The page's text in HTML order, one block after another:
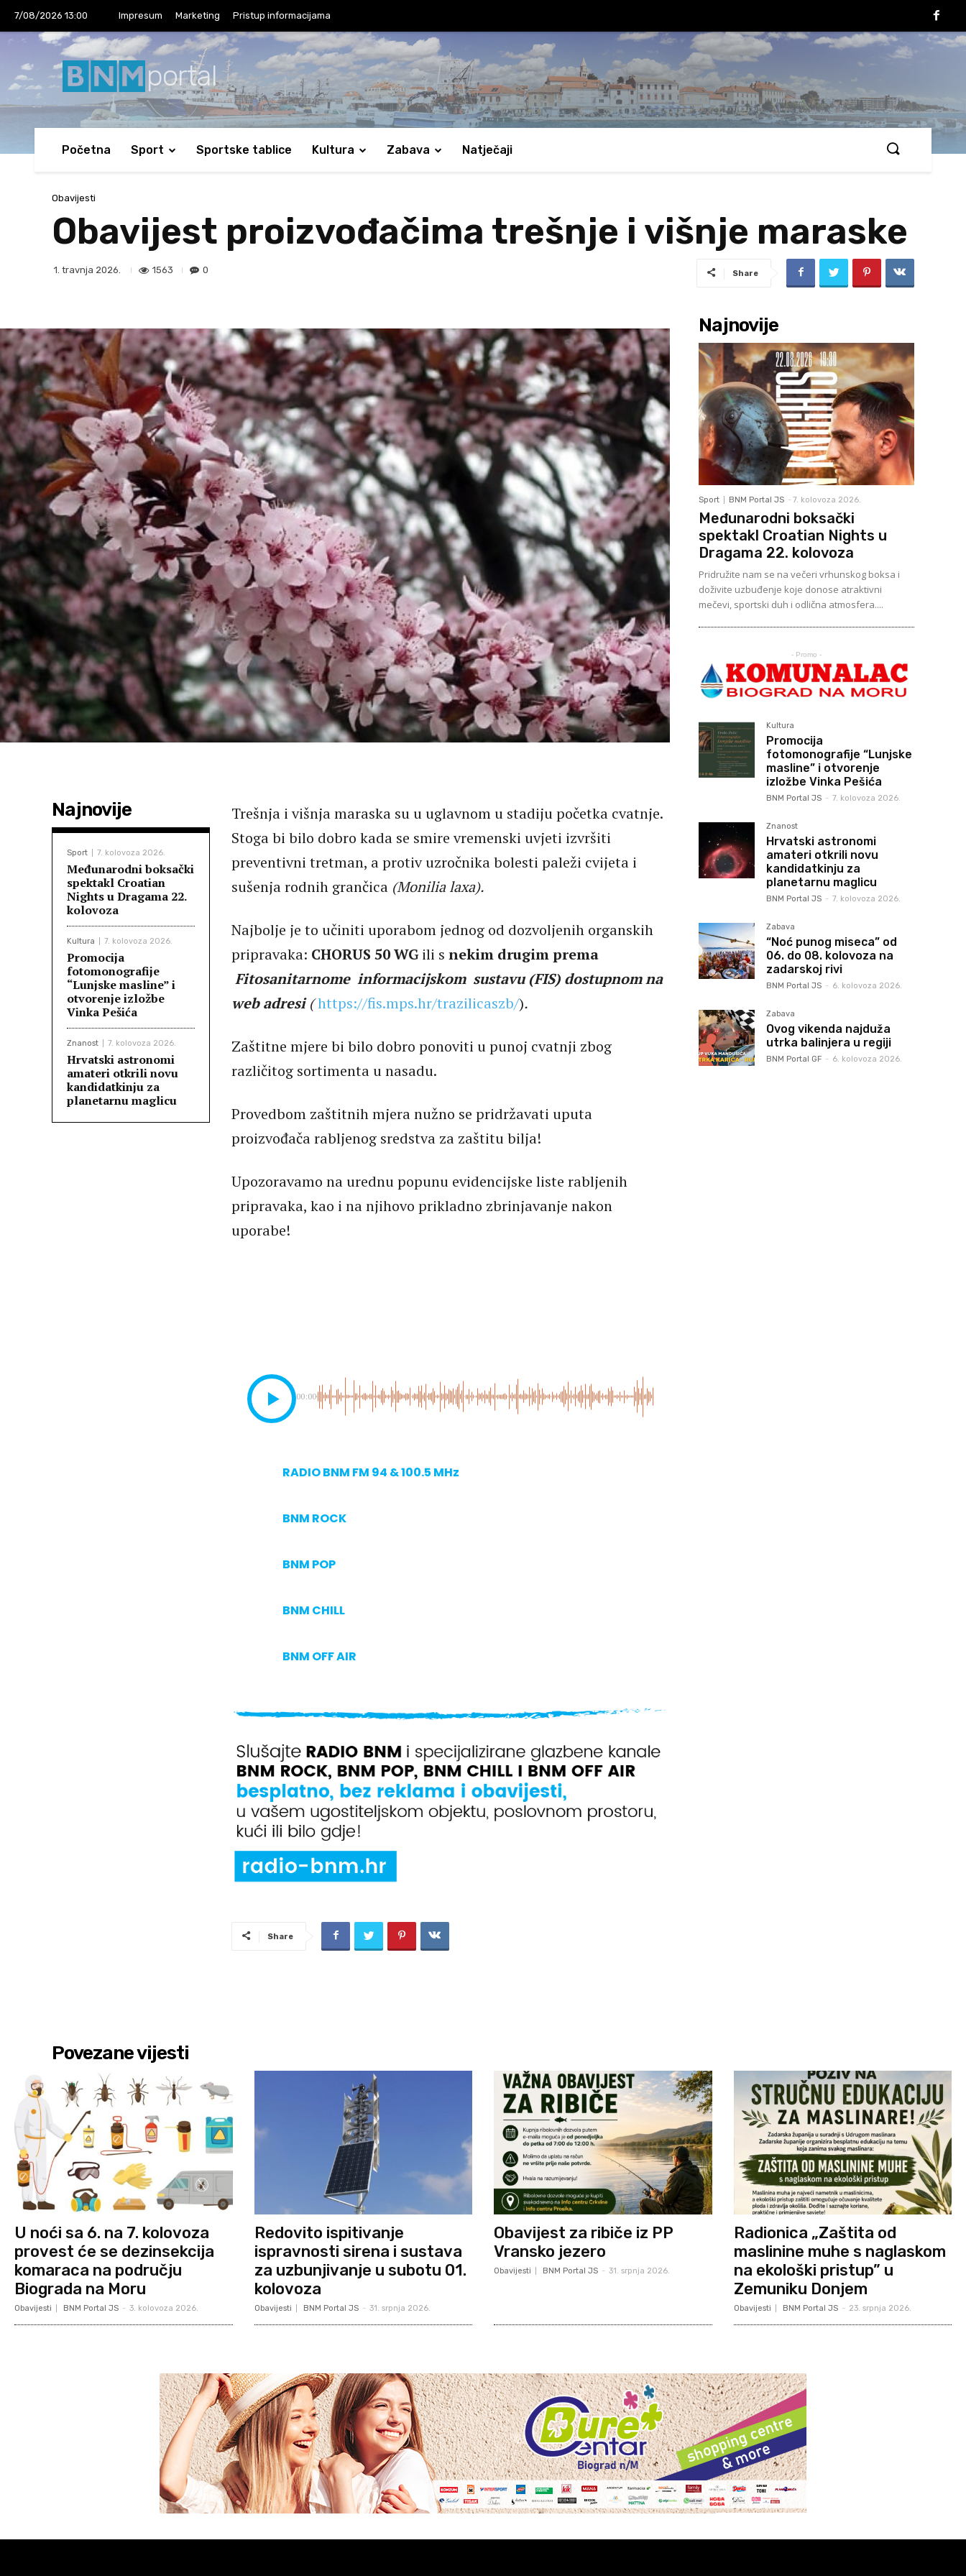
7/08/2026 13:00 Impresum Marketing Pristup informacijama
portal
Početna Sport Sportske tablice Kultura Zabava Natječaji
Obavijesti
Obavijest proizvođačima trešnje i višnje maraske
1. travnja 2026. 1563 0 Share
Najnovije
Sport 7. kolovoza 2026.
Međunarodni boksački
spektakl Croatian
Nights u Dragama 22.
kolovoza
Kultura 7. kolovoza 2026.
Promocija
fotomonografije
“Lunjske masline” i
otvorenje izložbe
Vinka Pešića
Znanost 7. kolovoza 2026.
Hrvatski astronomi
amateri otkrili novu
kandidatkinju za
planetarnu maglicu
Trešnja i višnja maraska su u uglavnom u stadiju početka cvatnje.
Stoga bi bilo dobro kada se smire vremenski uvjeti izvršiti
preventivni tretman, a protiv uzročnika bolesti paleži cvijeta i
sušenja rodnih grančica (Monilia laxa).
Najbolje je to učiniti uporabom jednog od dozvoljenih organskih
pripravaka: CHORUS 50 WGili s nekim drugim prema
Fitosanitarnome informacijskom sustavu (FIS) dostupnom na
web adresi(https://fis.mps.hr/trazilicaszb/).
Zaštitne mjere bi bilo dobro ponoviti u punoj cvatnji zbog
različitog sortimenta u nasadu.
Provedbom zaštitnih mjera nužno se pridržavati uputa
proizvođača rabljenog sredstva za zaštitu bilja!
Upozoravamo na urednu popunu evidencijske liste rabljenih
pripravaka, kao i na njihovo prikladno zbrinjavanje nakon
uporabe!
00:00
RADIO BNM FM 94 & 100.5 MHz
BNM ROCK
BNM POP
BNM CHILL
BNM OFF AIR
Share
Najnovije
Sport BNM Portal JS - 7. kolovoza 2026.
Međunarodni boksački
spektakl Croatian Nights u
Dragama 22. kolovoza
Pridružite nam se na večeri vrhunskog boksa i
doživite uzbuđenje koje donose atraktivni
mečevi, sportski duh i odlična atmosfera....
- Promo -
Kultura
Promocija
fotomonografije “Lunjske
masline” i otvorenje
izložbe Vinka Pešića
BNM Portal JS - 7. kolovoza 2026.
Znanost
Hrvatski astronomi
amateri otkrili novu
kandidatkinju za
planetarnu maglicu
BNM Portal JS - 7. kolovoza 2026.
Zabava
“Noć punog miseca” od
06. do 08. kolovoza na
zadarskoj rivi
BNM Portal JS - 6. kolovoza 2026.
Zabava
Ovog vikenda najduža
utrka balinjera u regiji
BNM Portal GF - 6. kolovoza 2026.
Povezane vijesti
U noći sa 6. na 7. kolovoza
provest će se dezinsekcija
komaraca na području
Biograda na Moru
Obavijesti BNM Portal JS - 3. kolovoza 2026.
Redovito ispitivanje
ispravnosti sirena i sustava
za uzbunjivanje u subotu 01.
kolovoza
Obavijesti BNM Portal JS - 31. srpnja 2026.
Obavijest za ribiče iz PP
Vransko jezero
Obavijesti BNM Portal JS - 31. srpnja 2026.
Radionica „Zaštita od
maslinine muhe s naglaskom
na ekološki pristup” u
Zemuniku Donjem
Obavijesti BNM Portal JS - 23. srpnja 2026.